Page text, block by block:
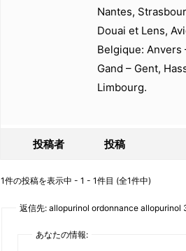
Nantes,
Douai et Lens,
Belgique: Anvers
Gand – Gent,
Limbourg.
投稿者 投稿
1件の投稿を表示中 - 1 - 1件目 (全1件中)
返信先: allopurinol ordonnance allopurinol
あなたの情報: